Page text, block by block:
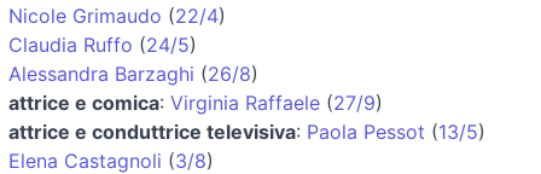
Nicole Grimaudo (22/4)
Claudia Ruffo (24/5)
Alessandra Barzaghi (26/8)
attrice e comica: Virginia Raffaele (27/9)
attrice e conduttrice televisiva: Paola Pessot (13/5)
Elena Castagnoli (3/8)